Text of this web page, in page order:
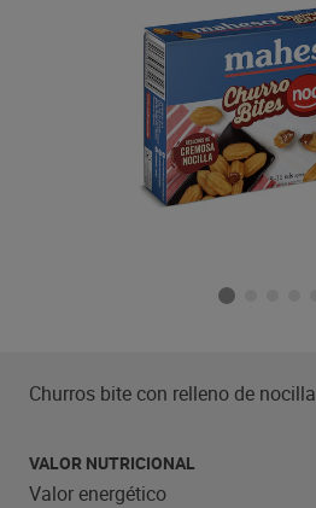
Churros bite con relleno de nocilla
VALOR NUTRICIONAL
Valor energético